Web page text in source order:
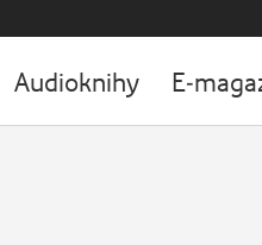
Audioknihy E-